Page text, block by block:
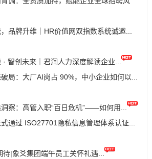
品牌升维｜HR价值网双指数系统诚邀...
· 智创未来｜君润人力深度解读企业...
局：大厂AI岗占 90%，中小企业如何以...
察：高管入职“百日危机”——如何用...
通过 ISO27701隐私信息管理体系认证...
待|象爻集团端午员工关怀礼遇...